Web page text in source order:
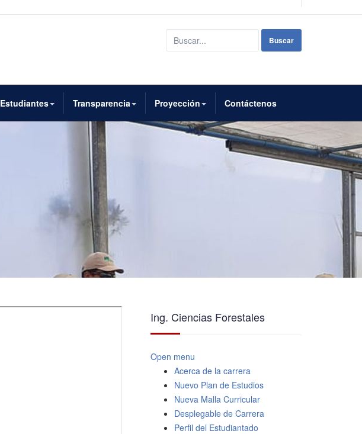
Buscar... Buscar
Estudiantes Transparencia Proyección Contáctenos
Ing. Ciencias Forestales
Open menu
Acerca de la carrera
Nuevo Plan de Estudios
Nueva Malla Curricular
Desplegable de Carrera
Perfil del Estudiantado